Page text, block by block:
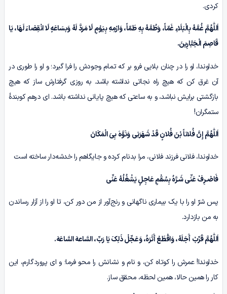
کردی.
اَللّٰهُمَّ غُمَّهُ بِالْبَلَاءِ غَمّاً، وَطُمَّهُ بِهِ طَمّاً، وَارْمِهِ بِیَوْمٍ لَا مَرَدَّ لَهُ وَبسَاعَهٍ لَا انْقِضاءَ لَهَا، یَا
قَاصِمَ الْجَبَّارِینَ.
خداوندا، او را در چنان بلایى فرو بر که تمام وجودش را فرا گیرد؛ و او را طوری در
آن غرق کن که هیچ راه نجاتی نداشته باشد. به روزی گرفتارش ساز که هیچ
بازگشتی برایش نباشد، و به ساعتی که هیچ پایانى نداشته باشد. ای درهم کوبندۀ
ستمگران!
اَللّٰهُمَّ إِنَّ فُلاناً بْنَ فُلانٍ قَدْ شَهَرَنِی وَنَوَّہَ بِیَ الْمَکَانَ
خداوندا، فلانى فرزند فلانى، مرا بدنام کرده و جایگاهم را خدشه‌دار ساخته است
فَاصْـرِفْ عَنِّی شَـرَّہُ بِسُقْمٍ عَاجِلٍ یَشْغُلُهُ عَنِّی
پس شرّ او را با یک بیماری‌ ناگهانی و رنج‌آور از من دور کن، تا او را از آزار رساندن
به من بازدارد.
اَللّٰهُمَّ قَرِّبْ أَجَلَهُ، وَاقْطَعْ أَثَرَہُ، وَعَجِّلْ ذَلِکَ یَا رَبِّ، السَّاعهَ السَّاعَهَ.
خداوندا! عمرش را کوتاه کن، و نام و نشانش را محو فرما؛ و ای پروردگارم، این
کار را همین حالا، همین لحظه، محقق ساز.